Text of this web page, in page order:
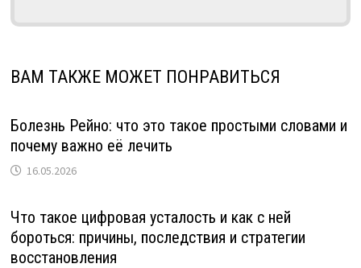
ВАМ ТАКЖЕ МОЖЕТ ПОНРАВИТЬСЯ
Болезнь Рейно: что это такое простыми словами и
почему важно её лечить
16.05.2026
Что такое цифровая усталость и как с ней
бороться: причины, последствия и стратегии
восстановления